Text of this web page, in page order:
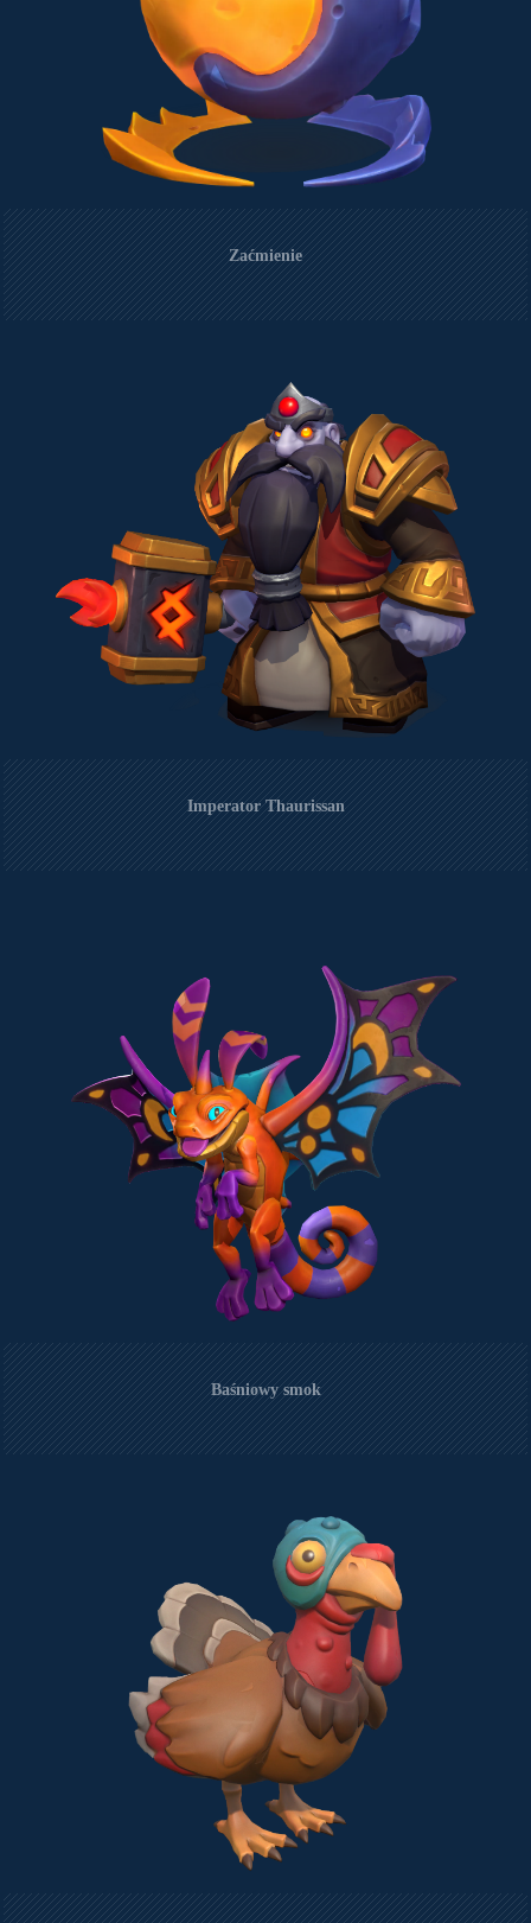
Zaćmienie
Imperator Thaurissan
Baśniowy smok